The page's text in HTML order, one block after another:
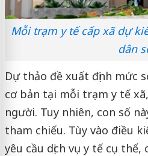
Mỗi trạm y tế cấp xã dự
dân
Dự thảo đề xuất định mức
cơ bản tại mỗi trạm y tế
người. Tuy nhiên, con số
tham chiếu. Tùy vào điều
yêu cầu dịch vụ y tế cụ thể,